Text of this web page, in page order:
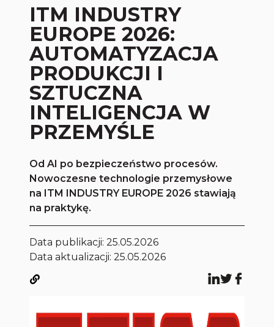
ITM INDUSTRY
EUROPE 2026:
AUTOMATYZACJA
PRODUKCJI I
SZTUCZNA
INTELIGENCJA W
PRZEMYŚLE
Od AI po bezpieczeństwo procesów.
Nowoczesne technologie przemysłowe
na ITM INDUSTRY EUROPE 2026 stawiają
na praktykę.
Data publikacji:25.05.2026
Data aktualizacji: 25.05.2026